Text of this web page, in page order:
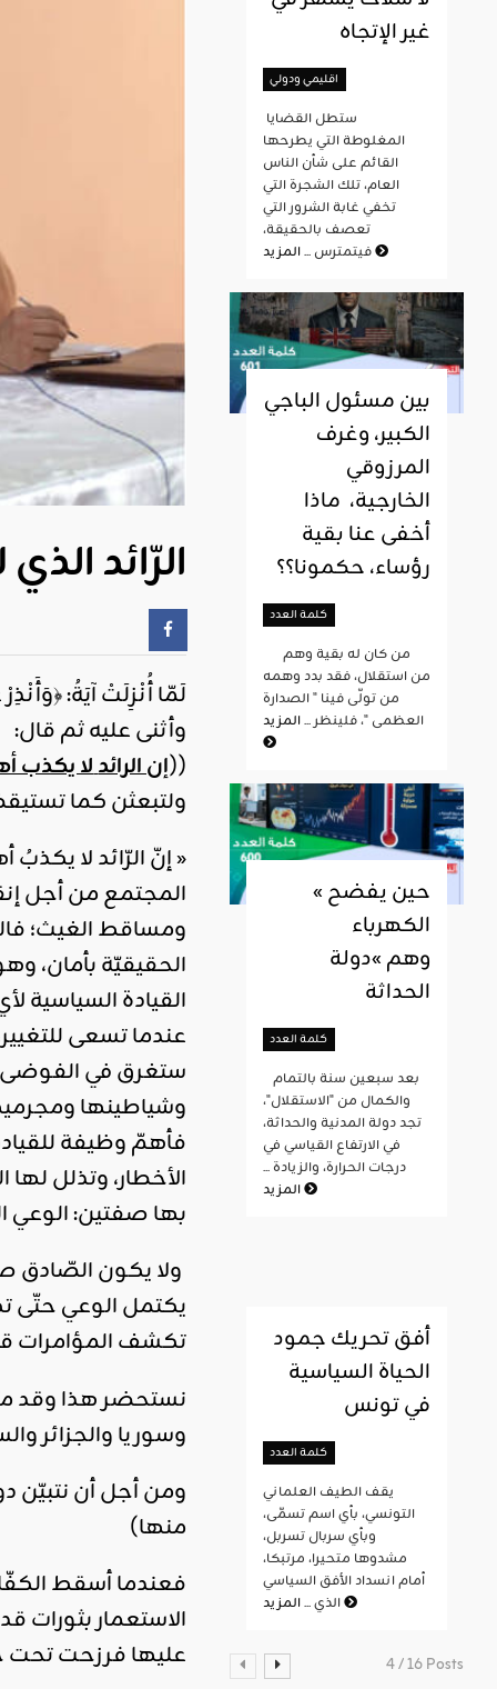
الرّائد
لَمّا أُنْزِلَتْ آيَةُ:
وأثنى عليه ثم قال:
((إن الرائدلا يكذب
ولتبعثن كما
« إنّ الرّائد لا
المجتمع من أجل
ومساقط الغيث؛
الحقيقيّة بأمان،
القيادة السياسية
عندما تسعى
ستغرق في الفوضى
وشياطينها
فأهمّ وظيفة
الأخطار، وتذلل
بها صفتين:
ولا يكون الصّادق
يكتمل الوعي حتّى
تكشف المؤامرات
نستحضر هذا وقد
وسوريا والجزائر
ومن أجل أن نتبيّن
منها)
فعندما أسقط
الاستعمار
عليها فرزحت تحت
غير الإتجاه
اقليمي ودولي
المغلوطة التي يطرحها
القائم على شأن الناس
العام، تلك الشجرة التي
تخفي غابة الشرور التي
تعصف بالحقيقة،
فيتمترس ...المزيد
بين مسئول الباجي
الكبير، وغرف
المرزوقي
الخارجية، ماذا
أخفى عنا بقية
رؤساء، حكمونا؟؟
كلمة العدد
من استقلال، فقد بدد وهمه
من تولّى فينا " الصدارة
العظمى "، فلينظر ...المزيد
« حين يفضح
الكهرباء
وهم »دولة
الحداثة
كلمة العدد
والكمال من "الاستقلال"،
تجد دولة المدنية والحداثة،
في الارتفاع القياسي في
درجات الحرارة، والزيادة ...
المزيد
أفق تحريك جمود
الحياة السياسية
في تونس
كلمة العدد
يقف الطيف العلماني
التونسي، بأي اسم تسمّى،
وبأي سربال تسربل،
مشدوها متحيرا، مرتبكا،
أمام انسداد الأفق السياسي
الذي ...المزيد
4 / 16 Posts